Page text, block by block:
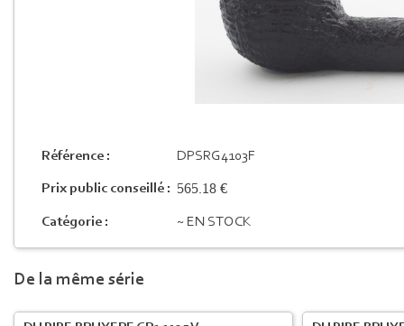
Référence : DPSRG4103F
Prix public conseillé : 565.18 €
Catégorie : ~ EN STOCK
De la même série